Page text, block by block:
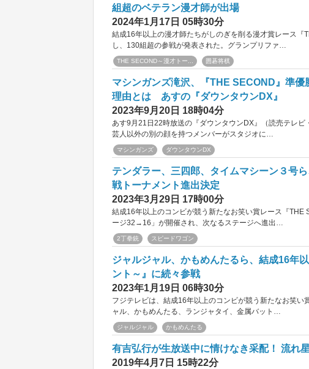
組超のベテラン漫才師が出場
2024年1月17日 05時30分
結成16年以上の漫才師たちがしのぎを削る漫才賞レース
し、130組超の参戦が発表された。グランプリファ…
THE SECOND～漫才トー... 囲碁将棋
マシンガンズ滝沢、『THE SECOND』準
理由とは あすの『ダウンタウンDX』
2023年9月20日 18時04分
あす9月21日22時放送の『ダウンタウンDX』（読売テレビ
芸人以外の別の顔を持つメンバーがスタジオに…
マシンガンズ ダウンタウンDX
テンダラー、三四郎、タイムマシーン３号
戦トーナメント進出決定
2023年3月29日 17時00分
結成16年以上のコンビが競う新たなお笑い賞レース『
ージ32→16」が開催され、次なるステージへ進出…
2丁拳銃 スピードワゴン
ジャルジャル、かもめんたるら、結成16年
ント～』に続々参戦
2023年1月19日 06時30分
フジテレビは、結成16年以上のコンビが競う新たなお笑
ャル、かもめんたる、ランジャタイ、金属バット…
ジャルジャル かもめんたる
有吉弘行が生放送中に情けなき采配！ 流れ
2019年4月7日 15時22分